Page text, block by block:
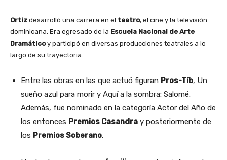
Ortiz desarrolló una carrera en el teatro, el cine y la televisión
dominicana. Era egresado de la Escuela Nacional de Arte
Dramáticoy participó en diversas producciones teatrales a lo
largo de su trayectoria.
Entre las obras en las que actuó figuran Pros-Tíb, Un
sueño azul para morir y Aquí a la sombra: Salomé.
Además, fue nominado en la categoría Actor del Año de
los entonces Premios Casandra y posteriormente de
los Premios Soberano.